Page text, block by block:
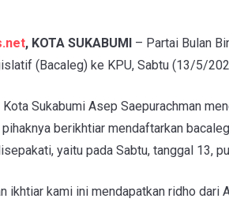
, KOTA SUKABUMI – Partai Bulan
(Bacaleg) ke KPU, Sabtu (13/5/
Sukabumi Asep Saepurachman
berikhtiar mendaftarkan
yaitu pada Sabtu, tanggal 13,
ikhtiar kami ini mendapatkan ridho dari